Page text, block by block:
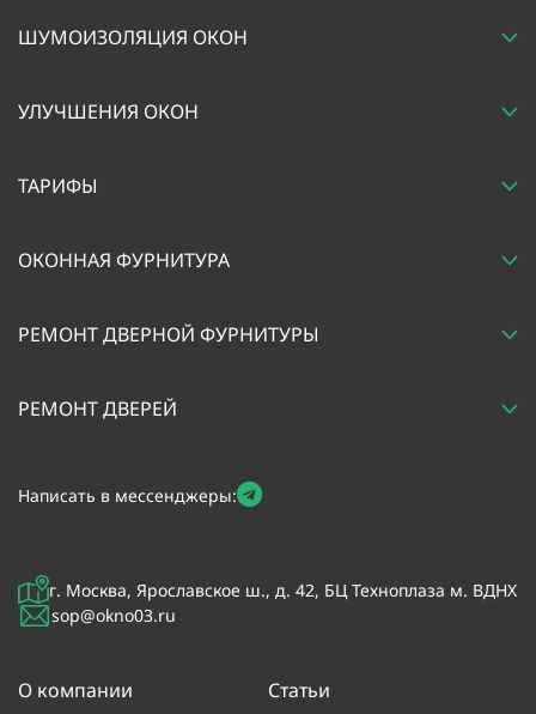
г. Москва, Ярославское ш., д. 42, БЦ Техноплаза м. ВДНХ
sop@okno03.ru
О компании Статьи
Написать в мессенджеры:
ШУМОИЗОЛЯЦИЯ ОКОН
УЛУЧШЕНИЯ ОКОН
ТАРИФЫ
ОКОННАЯ ФУРНИТУРА
РЕМОНТ ДВЕРНОЙ ФУРНИТУРЫ
РЕМОНТ ДВЕРЕЙ